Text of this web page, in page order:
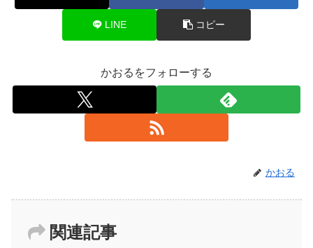
LINE コピー
かおるをフォローする
かおる
関連記事